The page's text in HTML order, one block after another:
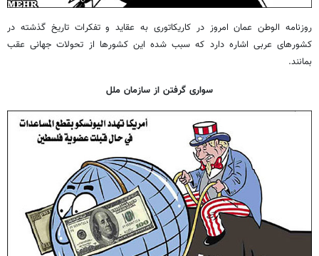
روزنامه الوطن عمان امروز در کاریکاتوری به عقاید و تفکرات تاریخ گذشته در
کشورهای عربی اشاره دارد که سبب شده این کشورها از تحولات جهانی عقب
بمانند.
سواری گرفتن از سازمان ملل